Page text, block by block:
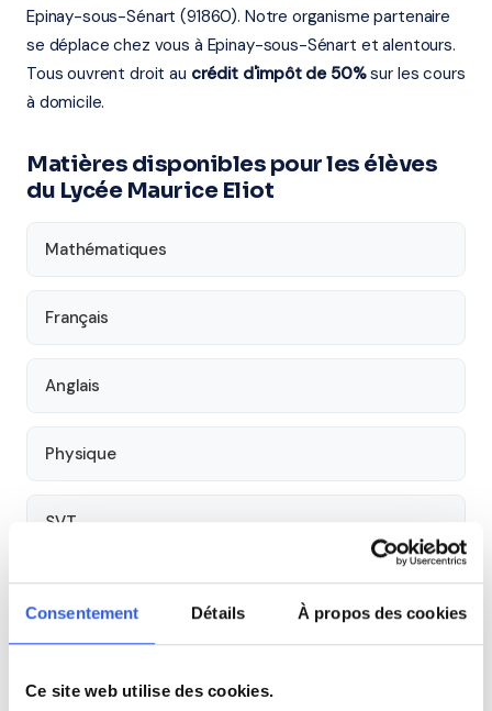
Consentement Détails À propos des cookies
Ce site web utilise des cookies.
Epinay-sous-Sénart (91860). Notre organisme partenaire
se déplace chez vous à Epinay-sous-Sénart et alentours.
Tous ouvrent droit au crédit d'impôt de 50%sur les cours
à domicile.
Matières disponibles pour les élèves
du Lycée Maurice Eliot
Mathématiques
Français
Anglais
Physique
SVT
Philosophie